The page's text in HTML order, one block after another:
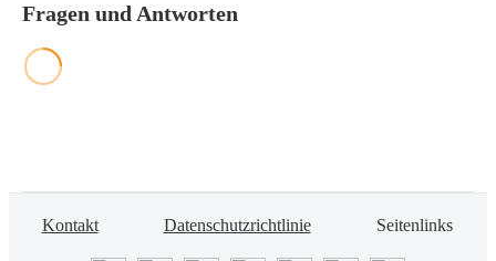
Fragen und Antworten
Kontakt Datenschutzrichtlinie Seitenlinks